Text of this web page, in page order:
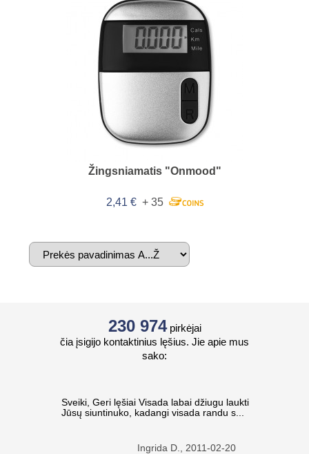
Žingsniamatis "Onmood"
2,41 € + 35
230 974pirkėjai
čia įsigijo kontaktinius lęšius. Jie apie mus
sako:
Sveiki, Geri lęšiai Visada labai džiugu laukti
Jūsų siuntinuko, kadangi visada randu s...
Ingrida D., 2011-02-20